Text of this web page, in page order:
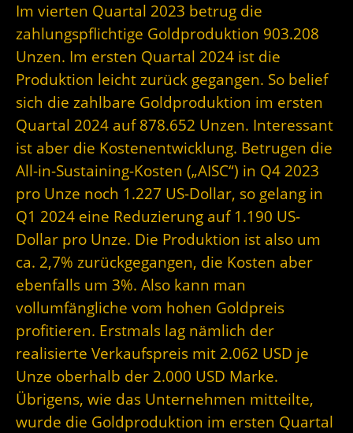
Im vierten Quartal 2023 betrug die
zahlungspflichtige Goldproduktion 903.208
Unzen. Im ersten Quartal 2024 ist die
Produktion leicht zurück gegangen. So belief
sich die zahlbare Goldproduktion im ersten
Quartal 2024 auf 878.652 Unzen. Interessant
ist aber die Kostenentwicklung. Betrugen die
All-in-Sustaining-Kosten („AISC“) in Q4 2023
pro Unze noch 1.227 US-Dollar, so gelang in
Q1 2024 eine Reduzierung auf 1.190 US-
Dollar pro Unze. Die Produktion ist also um
ca. 2,7% zurückgegangen, die Kosten aber
ebenfalls um 3%. Also kann man
vollumfängliche vom hohen Goldpreis
profitieren. Erstmals lag nämlich der
realisierte Verkaufspreis mit 2.062 USD je
Unze oberhalb der 2.000 USD Marke.
Übrigens, wie das Unternehmen mitteilte,
wurde die Goldproduktion im ersten Quartal